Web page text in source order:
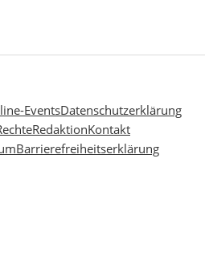
EventsDatenschutzerklärung
RedaktionKontakt
Barrierefreiheitserklärung